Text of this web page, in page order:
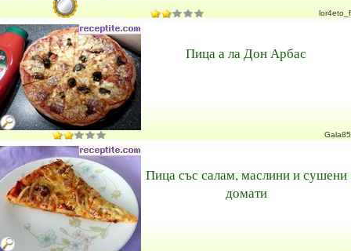
lor4eto_f
Пица а ла Дон Арбас
Gala85
Пица със салам, маслини и сушени
домати